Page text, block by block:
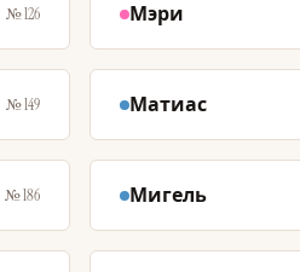
№ 126 Мэри
№ 149 Матиас
№ 186 Мигель